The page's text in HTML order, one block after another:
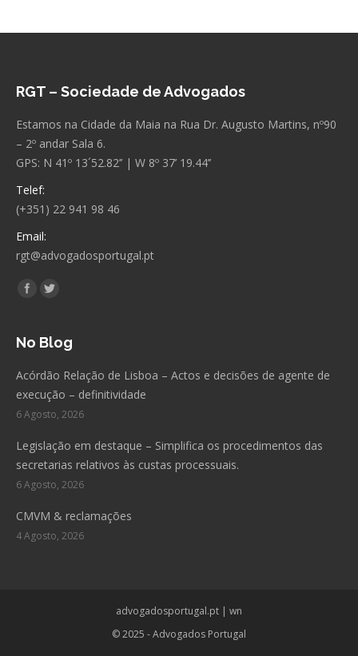
RGT – Sociedade de Advogados
Estamos na Cidade da Maia na Rua Dr. Augusto Martins, nº90
– 2º andar Sala 6.
GPS: N 41º 13´52.82’’ | W 8º 37’ 19.44’’
Telef:
(+351) 22 941 98 46
Email:
rgt@advogadosportugal.pt
Encontre-nos em:
Facebook
Twitter
No Blog
Acórdão Relação de Lisboa – Actos e decisões de agente de
execução – definitividade
6 Agosto, 2026
Legislação em destaque – Simplifica os procedimentos das
secretarias relativos às custas processuais.
6 Agosto, 2026
CMVM & reclamações
4 Agosto, 2026
advogadosportugal.pt | wn
© 2025 - Advogados Portugal